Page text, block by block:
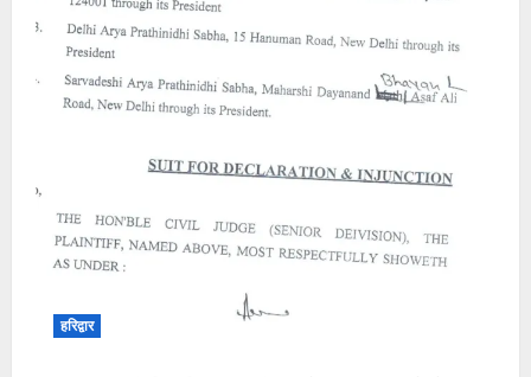
हरिद्वार